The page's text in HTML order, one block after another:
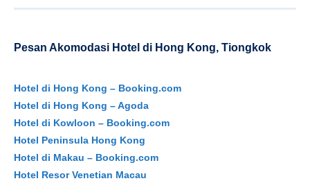
Pesan Akomodasi Hotel di Hong Kong, Tiongkok
Hotel di Hong Kong – Booking.com
Hotel di Hong Kong – Agoda
Hotel di Kowloon – Booking.com
Hotel Peninsula Hong Kong
Hotel di Makau – Booking.com
Hotel Resor Venetian Macau